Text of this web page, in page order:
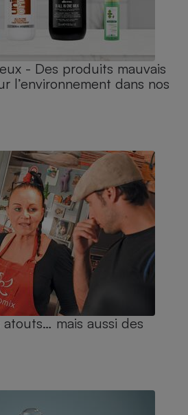
- Des produits mauvais
l’environnement dans nos
mais aussi des